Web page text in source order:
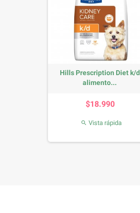
Hills Prescription Diet k/d
alimento...
$18.990
 Vista rápida